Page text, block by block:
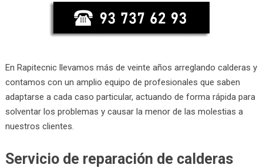
En Rapitecnic llevamos más de veinte años arreglando calderas y
contamos con un amplio equipo de profesionales que saben
adaptarse a cada caso particular, actuando de forma rápida para
solventar los problemas y causar la menor de las molestias a
nuestros clientes.
Servicio de reparación de calderas